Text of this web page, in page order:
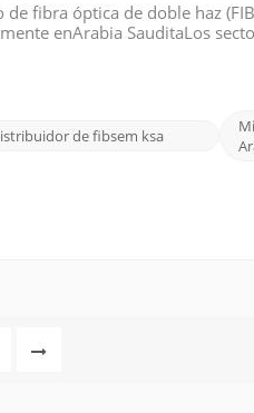
fibra óptica de doble haz
enArabia SauditaLos
de fibsem ksa